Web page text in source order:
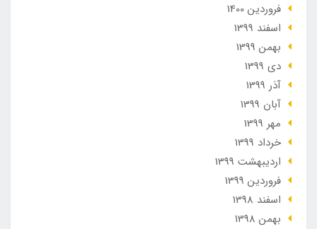
فروردین 1400
اسفند 1399
بهمن 1399
دی 1399
آذر 1399
آبان 1399
مهر 1399
خرداد 1399
ارديبهشت 1399
فروردین 1399
اسفند 1398
بهمن 1398